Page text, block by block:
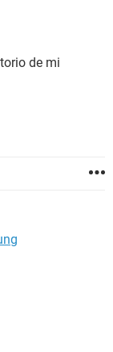
de mi